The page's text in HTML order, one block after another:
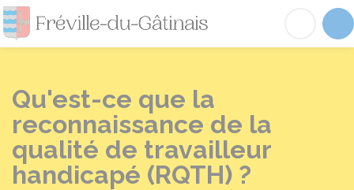
Fréville-du-
Qu'est-ce que la
reconnaissance de la
qualité de travailleur
handicapé (RQTH) ?